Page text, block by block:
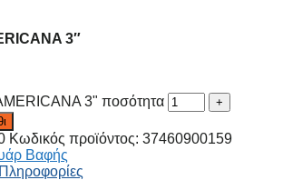
3″
3" ποσότητα
Κωδικός προϊόντος: 37460900159
Βαφής